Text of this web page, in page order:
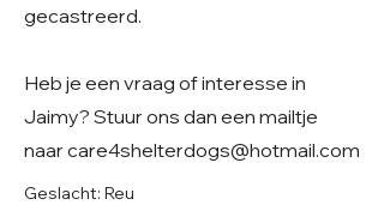
gecastreerd.
Heb je een vraag of interesse in
Jaimy? Stuur ons dan een mailtje
naar care4shelterdogs@hotmail.com
Geslacht: Reu